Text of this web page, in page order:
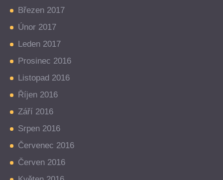
Březen 2017
Únor 2017
Leden 2017
Prosinec 2016
Listopad 2016
Říjen 2016
Září 2016
Srpen 2016
Červenec 2016
Červen 2016